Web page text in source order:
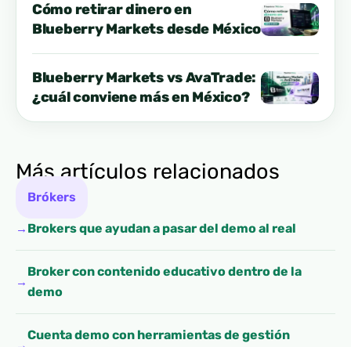
Cómo retirar dinero en
Blueberry Markets desde México
Blueberry Markets vs AvaTrade:
¿cuál conviene más en México?
Más artículos relacionados
Brókers
Brokers que ayudan a pasar del demo al real
Broker con contenido educativo dentro de la
demo
Cuenta demo con herramientas de gestión